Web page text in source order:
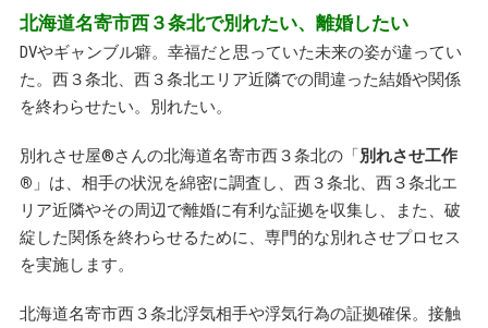
北海道名寄市西３条北で別れたい、離婚したい
DVやギャンブル癖。幸福だと思っていた未来の姿が違ってい
た。西３条北、西３条北エリア近隣での間違った結婚や関係
を終わらせたい。別れたい。
別れさせ屋®さんの北海道名寄市西３条北の「別れさせ工作
® 」は、相手の状況を綿密に調査し、西３条北、西３条北エ
リア近隣やその周辺で離婚に有利な証拠を収集し、また、破
綻した関係を終わらせるために、専門的な別れさせプロセス
を実施します。
北海道名寄市西３条北浮気相手や浮気行為の証拠確保。接触